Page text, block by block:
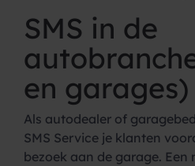
SMS in de
en garages)
Als autodealer of
SMS Service je klanten
bezoek aan de garage. Een